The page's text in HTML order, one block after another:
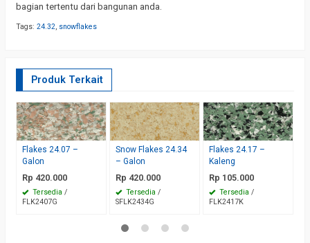
bagian tertentu dari bangunan anda.
Tags: 24.32, snowflakes
Produk Terkait
Flakes 24.07 –
Galon
Rp 420.000
Tersedia /
FLK2407G
Snow Flakes 24.34
– Galon
Rp 420.000
Tersedia /
SFLK2434G
Flakes 24.17 –
Kaleng
Rp 105.000
Tersedia /
FLK2417K